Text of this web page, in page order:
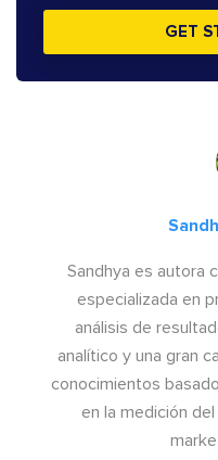
GET
Sandhya es autora
especializada en
análisis de
analítico y una gran
conocimientos
en la medición